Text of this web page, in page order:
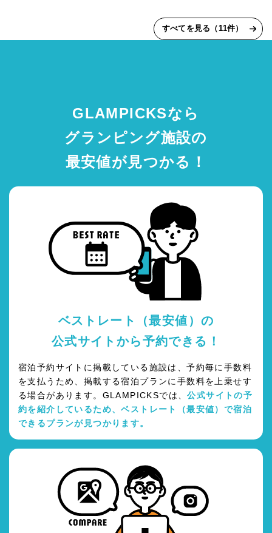
すべてを見る（11件）
GLAMPICKSなら
グランピング施設の
最安値が見つかる！
ベストレート（最安値）の
公式サイトから予約できる！
宿泊予約サイトに掲載している施設は、予約毎に手数料
を支払うため、掲載する宿泊プランに手数料を上乗せす
る場合があります。GLAMPICKSでは、公式サイトの予
約を紹介しているため、ベストレート（最安値）で宿泊
できるプランが見つかります。